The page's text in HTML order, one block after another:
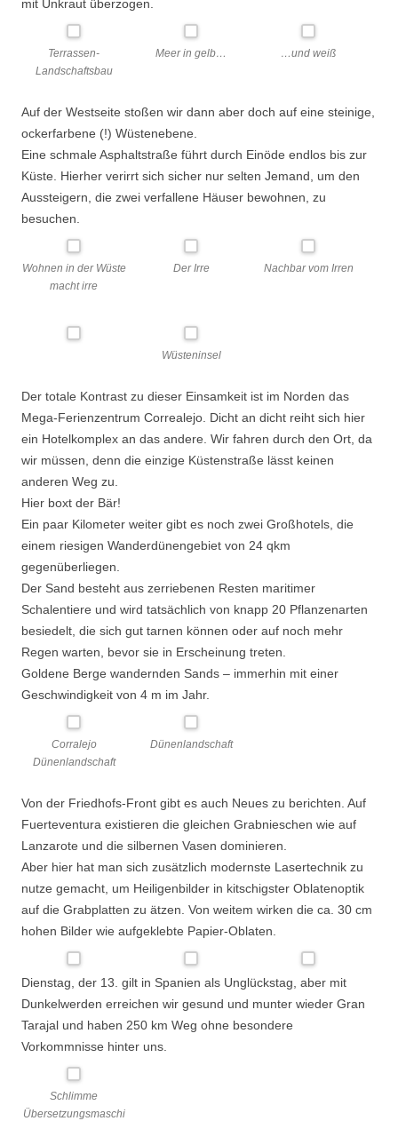
mit Unkraut überzogen.
Terrassen-
Landschaftsbau
Meer in gelb… …und weiß
Auf der Westseite stoßen wir dann aber doch auf eine steinige,
ockerfarbene (!) Wüstenebene.
Eine schmale Asphaltstraße führt durch Einöde endlos bis zur
Küste. Hierher verirrt sich sicher nur selten Jemand, um den
Aussteigern, die zwei verfallene Häuser bewohnen, zu
besuchen.
Wohnen in der Wüste
macht irre
Der Irre Nachbar vom Irren
Wüsteninsel
Der totale Kontrast zu dieser Einsamkeit ist im Norden das
Mega-Ferienzentrum Correalejo. Dicht an dicht reiht sich hier
ein Hotelkomplex an das andere. Wir fahren durch den Ort, da
wir müssen, denn die einzige Küstenstraße lässt keinen
anderen Weg zu.
Hier boxt der Bär!
Ein paar Kilometer weiter gibt es noch zwei Großhotels, die
einem riesigen Wanderdünengebiet von 24 qkm
gegenüberliegen.
Der Sand besteht aus zerriebenen Resten maritimer
Schalentiere und wird tatsächlich von knapp 20 Pflanzenarten
besiedelt, die sich gut tarnen können oder auf noch mehr
Regen warten, bevor sie in Erscheinung treten.
Goldene Berge wandernden Sands – immerhin mit einer
Geschwindigkeit von 4 m im Jahr.
Corralejo
Dünenlandschaft
Dünenlandschaft
Von der Friedhofs-Front gibt es auch Neues zu berichten. Auf
Fuerteventura existieren die gleichen Grabnieschen wie auf
Lanzarote und die silbernen Vasen dominieren.
Aber hier hat man sich zusätzlich modernste Lasertechnik zu
nutze gemacht, um Heiligenbilder in kitschigster Oblatenoptik
auf die Grabplatten zu ätzen. Von weitem wirken die ca. 30 cm
hohen Bilder wie aufgeklebte Papier-Oblaten.
Dienstag, der 13. gilt in Spanien als Unglückstag, aber mit
Dunkelwerden erreichen wir gesund und munter wieder Gran
Tarajal und haben 250 km Weg ohne besondere
Vorkommnisse hinter uns.
Schlimme
Übersetzungsmaschi